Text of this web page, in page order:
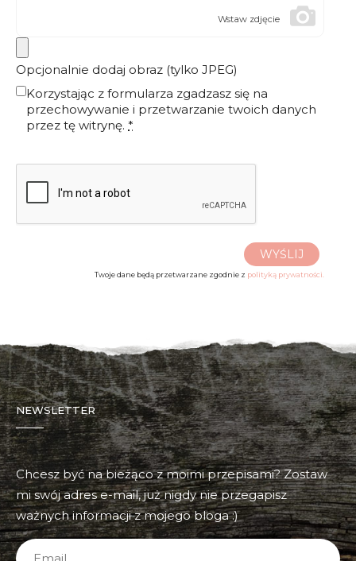
Wstaw zdjęcie
Opcjonalnie dodaj obraz (tylko JPEG)
Korzystając z formularza zgadzasz się na
przechowywanie i przetwarzanie twoich danych
przez tę witrynę. *
WYŚLIJ
Twoje dane będą przetwarzane zgodnie z polityką prywatności.
NEWSLETTER
Chcesz być na bieżąco z moimi przepisami? Zostaw
mi swój adres e-mail, już nigdy nie przegapisz
ważnych informacji z mojego bloga :)